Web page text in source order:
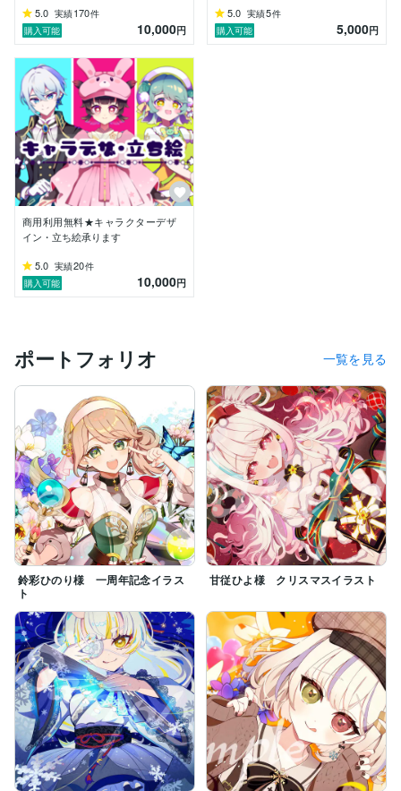
5.0 実績170件
購入可能
10,000円
5.0 実績5件
購入可能
5,000円
商用利用無料★キャラクターデザ
イン・立ち絵承ります
5.0 実績20件
購入可能
10,000円
ポートフォリオ 一覧を見る
鈴彩ひのり様 一周年記念イラス
ト
甘従ひよ様 クリスマスイラスト